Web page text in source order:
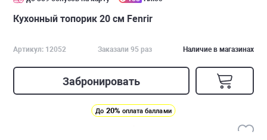
Кухонный топорик 20 см Fenrir
Артикул: 12052 Заказали 95 раз Наличие в магазинах
Забронировать
До 20% оплата баллами